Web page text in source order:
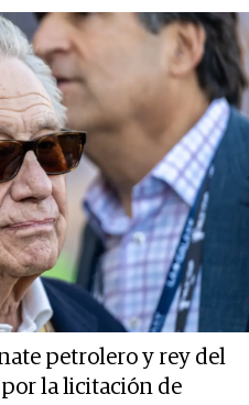
petrolero y rey del
la licitación de